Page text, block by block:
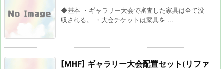
◆基本 ・ギャラリー大会で審査した家具は全て没
収される。 ・大会チケットは家具を ...
[MHF] ギャラリー大会配置セット(リファ